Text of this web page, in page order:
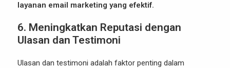
layanan email marketing yang efektif.
6. Meningkatkan Reputasi dengan
Ulasan dan Testimoni
Ulasan dan testimoni adalah faktor penting dalam